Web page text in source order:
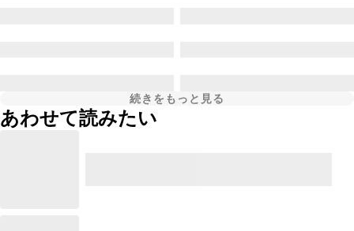
続きをもっと見る
あわせて読みたい